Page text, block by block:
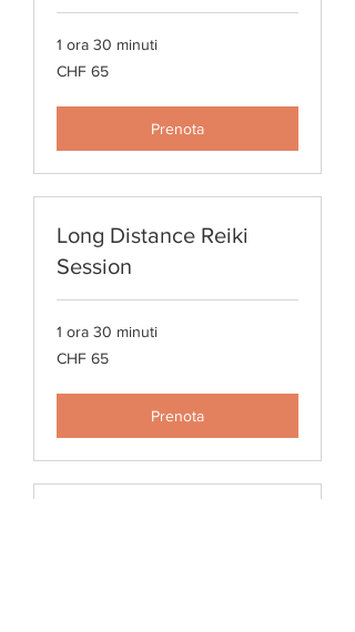
1 ora 30 minuti
65
franchi
CHF 65
Prenota
Long Distance Reiki
Session
1 ora 30 minuti
65
franchi
CHF 65
Prenota